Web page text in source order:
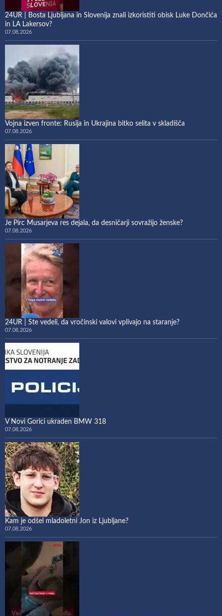
24UR | Bosta Ljubljana in Slovenija znali izkoristiti obisk Luke Dončića
in LA Lakersov?
07.08.2026
Vojna izven fronte: Rusija in Ukrajina bitko selita v skladišča
07.08.2026
Je Pirc Musarjeva res dejala, da desničarji sovražijo ženske?
07.08.2026
24UR | Ste vedeli, da vročinski valovi vplivajo na staranje?
07.08.2026
V Novi Gorici ukraden BMW 318
07.08.2026
Kam je odšel mladoletni Jon iz Ljubljane?
07.08.2026